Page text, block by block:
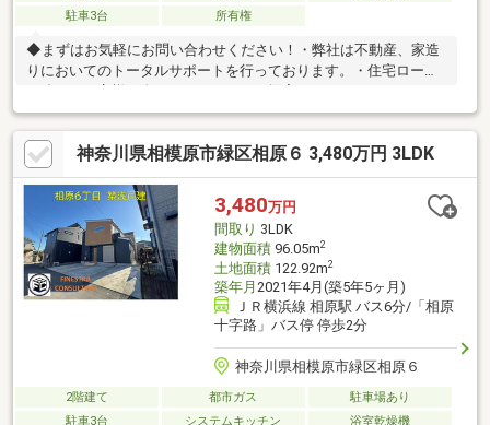
駐車3台
所有権
◆まずはお気軽にお問い合わせください！・弊社は不動産、家造
りにおいてのトータルサポートを行っております。・住宅ローン
す。・スタッフ一同、誠心誠意ご対応させていただきます！◆経
験知識が豊富なスタッフが在籍！迅速な対応を心掛けておりま
す。・お問合せを受けてから即日ご対応をさせていただきま
す。・その他物件情報も多数ございます！お気軽にお問い合わせ
ください。
神奈川県相模原市緑区相原６ 3,480万円 3LDK
3,480万円
間取り 3LDK
建物面積96.05m2
土地面積122.92m2
築年月 2021年4月(築5年5ヶ月)
ＪＲ横浜線 相原駅 バス6分/「相原
十字路」バス停 停歩2分
神奈川県相模原市緑区相原６
2階建て 都市ガス
駐車場あり
駐車3台
システムキッチン 浴室乾燥機